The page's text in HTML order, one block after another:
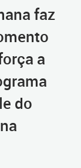
faz
a
do